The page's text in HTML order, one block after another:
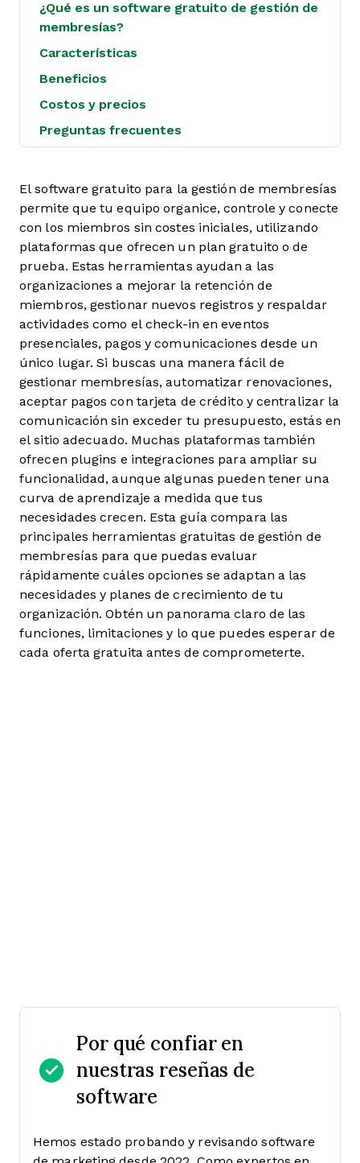
¿Qué es un software gratuito de gestión de
membresías?
Características
Beneficios
Costos y precios
Preguntas frecuentes
El software gratuito para la gestión de membresías
permite que tu equipo organice, controle y conecte
con los miembros sin costes iniciales, utilizando
plataformas que ofrecen un plan gratuito o de
prueba. Estas herramientas ayudan a las
organizaciones a mejorar la retención de
miembros, gestionar nuevos registros y respaldar
actividades como el check-in en eventos
presenciales, pagos y comunicaciones desde un
único lugar. Si buscas una manera fácil de
gestionar membresías, automatizar renovaciones,
aceptar pagos con tarjeta de crédito y centralizar la
comunicación sin exceder tu presupuesto, estás en
el sitio adecuado. Muchas plataformas también
ofrecen plugins e integraciones para ampliar su
funcionalidad, aunque algunas pueden tener una
curva de aprendizaje a medida que tus
necesidades crecen. Esta guía compara las
principales herramientas gratuitas de gestión de
membresías para que puedas evaluar
rápidamente cuáles opciones se adaptan a las
necesidades y planes de crecimiento de tu
organización. Obtén un panorama claro de las
funciones, limitaciones y lo que puedes esperar de
cada oferta gratuita antes de comprometerte.
Por qué confiar en
nuestras reseñas de
software
Hemos estado probando y revisando software